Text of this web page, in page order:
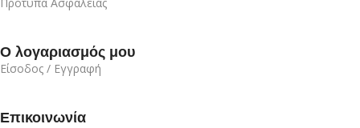
Ο λογαριασμός μου
Είσοδος / Εγγραφή
Επικοινωνία